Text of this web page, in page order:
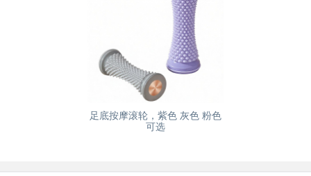
足底按摩滚轮，紫色 灰色 粉色
可选